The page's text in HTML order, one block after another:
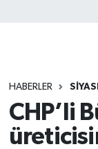
HABERLER
CHP’li
Tüm
Son